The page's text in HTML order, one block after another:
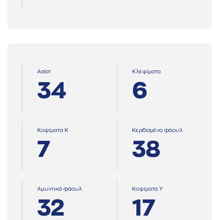
Ασίστ
34
Κλεψίματα
6
Κοψίματα Κ
7
Κερδισμένα φάουλ
38
Αμυντικά φάουλ
32
Κοψίματα Υ
17